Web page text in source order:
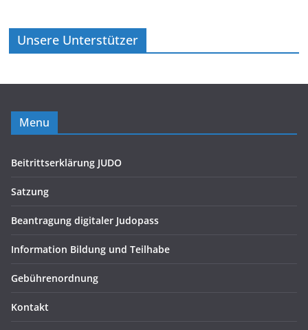
Unsere Unterstützer
Menu
Beitrittserklärung JUDO
Satzung
Beantragung digitaler Judopass
Information Bildung und Teilhabe
Gebührenordnung
Kontakt